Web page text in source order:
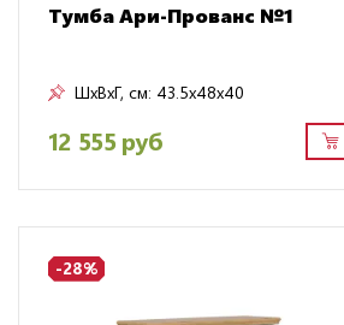
Тумба Ари-Прованс №1
ШxВxГ, см: 43.5x48x40
12 555 руб
-28%